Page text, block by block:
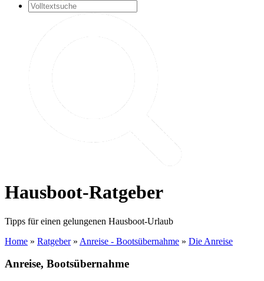
Hausboot-Ratgeber
Tipps für einen gelungenen Hausboot-Urlaub
Home » Ratgeber» Anreise - Bootsübernahme » Die Anreise
Anreise, Bootsübernahme